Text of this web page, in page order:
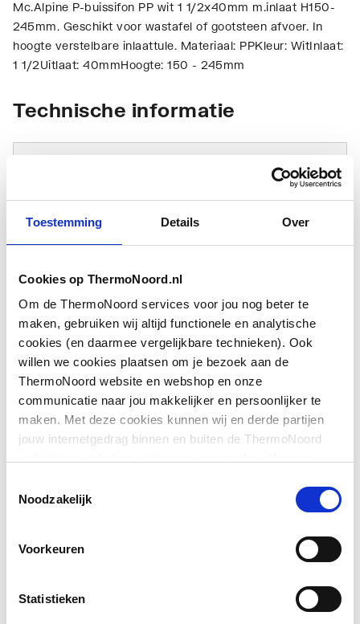
Toestemming Details Over
Cookies op ThermoNoord.nl
Om de ThermoNoord services voor jou nog beter te
maken, gebruiken wij altijd functionele en analytische
cookies (en daarmee vergelijkbare technieken). Ook
willen we cookies plaatsen om je bezoek aan de
ThermoNoord website en webshop en onze
communicatie naar jou makkelijker en persoonlijker te
maken. Met deze cookies kunnen wij en derde partijen
jouw internetgedrag binnen en buiten de ThermoNoord
communicatie aan jouw interesses aan. We slaan je
Noodzakelijk
Voorkeuren
Statistieken
Mc.Alpine P-buissifon PP wit 1 1/2x40mm m.inlaat H150-
245mm. Geschikt voor wastafel of gootsteen afvoer. In
hoogte verstelbare inlaattule. Materiaal: PPKleur: WitInlaat:
1 1/2Uitlaat: 40mmHoogte: 150 - 245mm
Technische informatie
Vorm P-sifon
Materiaal Polypropyleen (PP)
Oppervlaktebeschermin
g
Onbehandeld
OppervlaktebehandelingOnbehandeld
Kleur Wit
Soort geurslot Water/vloeistof
Afvoerplugmaat
afvoerplug
Uitwendige
Toon meer
Downloads
Bouwtekening